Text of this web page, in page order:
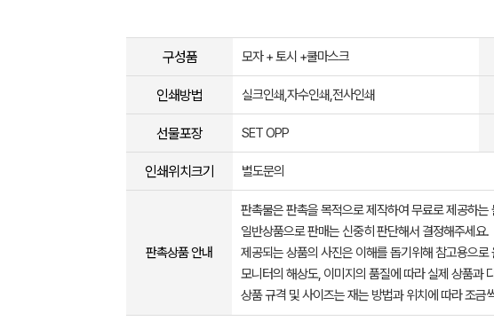
구성품 모자 + 토시 +쿨마스크
인쇄방법 실크인쇄,자수인쇄,전사인쇄
선물포장 SET OPP
인쇄위치크기 별도문의
판촉상품 안내
판촉물은 판촉을 목적으로 제작하여 무료로 제공하는
일반상품으로 판매는 신중히 판단해서 결정해주세요.
제공되는 상품의 사진은 이해를 돕기위해 참고용으로
모니터의 해상도, 이미지의 품질에 따라 실제 상품과
상품 규격 및 사이즈는 재는 방법과 위치에 따라 조금